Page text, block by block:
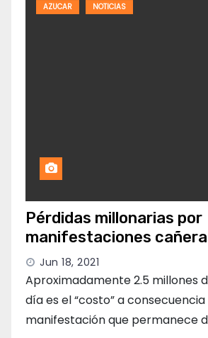
AZUCAR NOTICIAS
Pérdidas millonarias por
manifestaciones
Jun 18, 2021
Aproximadamente 2.5 millones
día es el “costo” a
manifestación que permanece